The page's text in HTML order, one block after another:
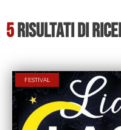
5Risultati di
FESTIVAL